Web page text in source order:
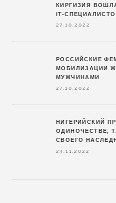
КИРГИЗИЯ
IT-
27.10.2022
РОССИЙСКИЕ
МОБИЛИЗАЦИИ
МУЖЧИНАМИ
27.10.2022
НИГЕРИЙСКИЙ
ОДИНОЧЕСТВЕ,
СВОЕГО
23.11.2022